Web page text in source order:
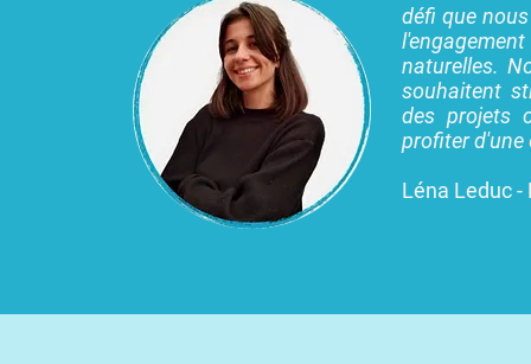
défi que
naturelles.
souhaitent
des projets
profiter d'une
Léna Leduc -